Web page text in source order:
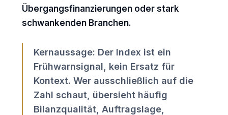
Übergangsfinanzierungen oder stark
schwankenden Branchen.
Kernaussage: Der Index ist ein
Frühwarnsignal, kein Ersatz für
Kontext. Wer ausschließlich auf die
Zahl schaut, übersieht häufig
Bilanzqualität, Auftragslage,